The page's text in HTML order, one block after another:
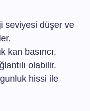
seviyesi düşer ve
kan basıncı,
olabilir.
hissi ile